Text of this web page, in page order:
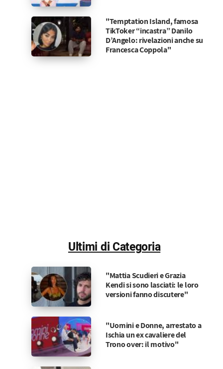
"Temptation Island, famosa
TikToker “incastra” Danilo
D’Angelo: rivelazioni anche su
Francesca Coppola"
Ultimi di Categoria
"Mattia Scudieri e Grazia
Kendi si sono lasciati: le loro
versioni fanno discutere"
"Uomini e Donne, arrestato a
Ischia un ex cavaliere del
Trono over: il motivo"